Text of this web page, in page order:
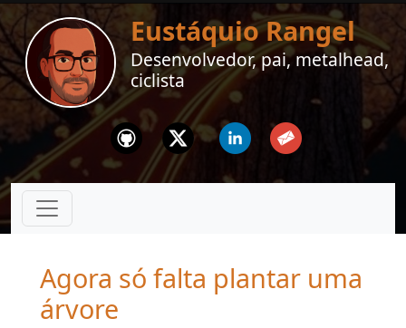
Eustáquio Rangel
Desenvolvedor, pai, metalhead,
ciclista
Github Twitter Linkedin Email
Agora só falta plantar uma
árvore